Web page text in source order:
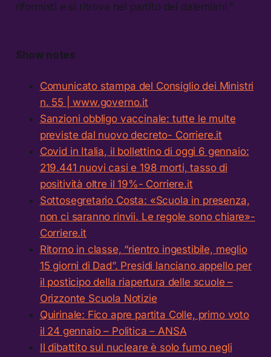
riformisti e si ritrova nel partito dei dalemiani.”
Show notes
Comunicato stampa del Consiglio dei Ministri
n. 55 | www.governo.it
Sanzioni obbligo vaccinale: tutte le multe
previste dal nuovo decreto- Corriere.it
Covid in Italia, il bollettino di oggi 6 gennaio:
219.441 nuovi casi e 198 morti, tasso di
positività oltre il 19%- Corriere.it
Sottosegretario Costa: «Scuola in presenza,
non ci saranno rinvii. Le regole sono chiare»-
Corriere.it
Ritorno in classe, “rientro ingestibile, meglio
15 giorni di Dad”. Presidi lanciano appello per
il posticipo della riapertura delle scuole –
Orizzonte Scuola Notizie
Quirinale: Fico apre partita Colle, primo voto
il 24 gennaio – Politica – ANSA
Il dibattito sul nucleare è solo fumo negli